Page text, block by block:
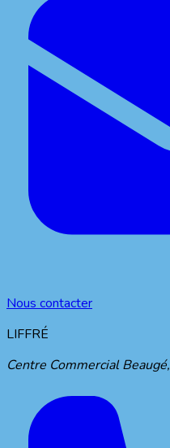
Nous contacter
LIFFRÉ
Centre Commercial Beaugé,